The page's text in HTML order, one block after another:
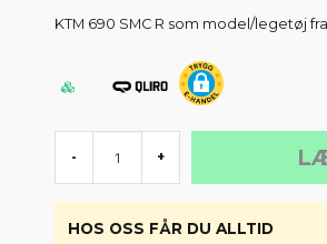
KTM 690 SMC R som model/legetøj fra
- +
HOS OSS FÅR DU ALLTID